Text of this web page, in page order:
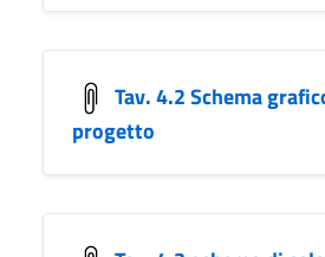
Tav. 4.2 Schema
progetto